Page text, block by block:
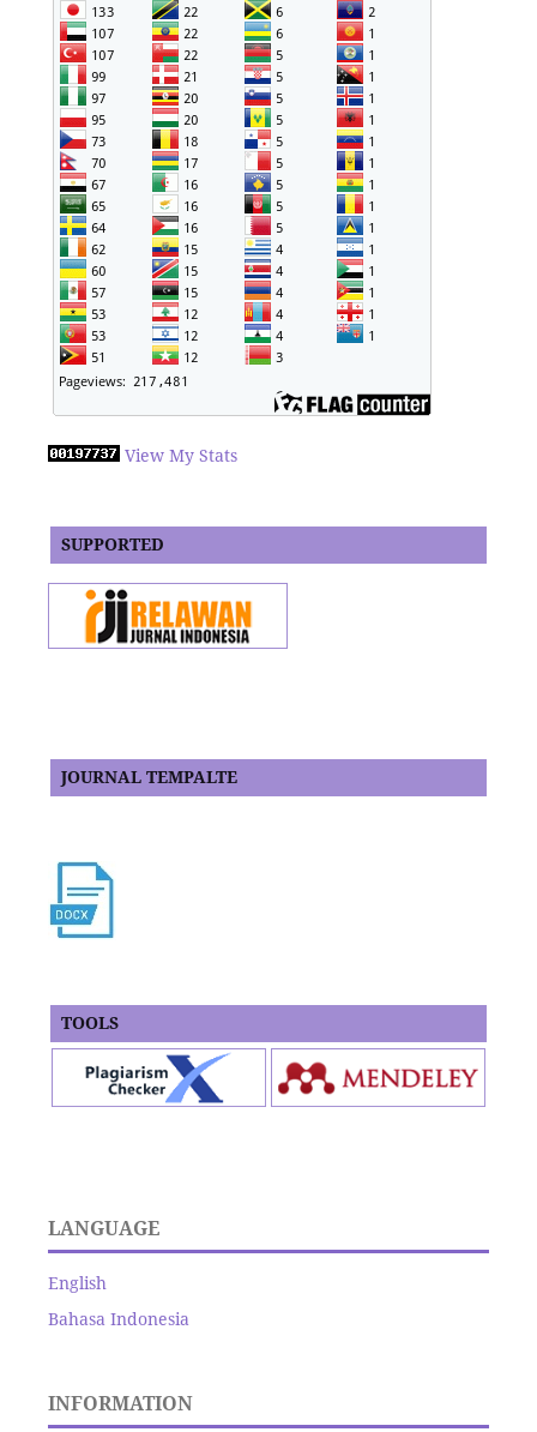
View My Stats
SUPPORTED
JOURNAL TEMPALTE
TOOLS
LANGUAGE
English
Bahasa Indonesia
INFORMATION